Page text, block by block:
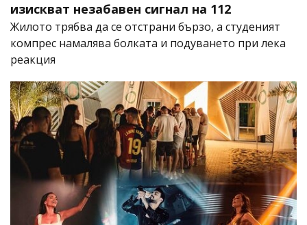
изискват незабавен сигнал на 112
Жилото трябва да се отстрани бързо, а студеният
компрес намалява болката и подуването при лека
реакция